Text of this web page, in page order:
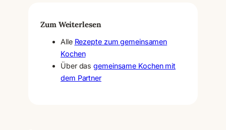
Zum Weiterlesen
Alle Rezepte zum gemeinsamen
Kochen
Über dasgemeinsame Kochen mit
dem Partner